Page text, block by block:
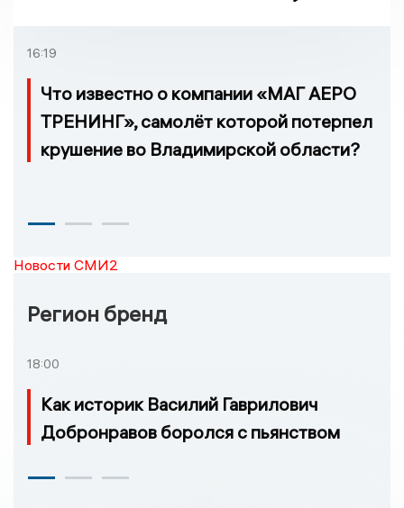
16:19
Что известно о компании «МАГ АЕРО
ТРЕНИНГ», самолёт которой потерпел
крушение во Владимирской области?
Новости СМИ2
Регион бренд
18:00
Как историк Василий Гаврилович
Добронравов боролся с пьянством